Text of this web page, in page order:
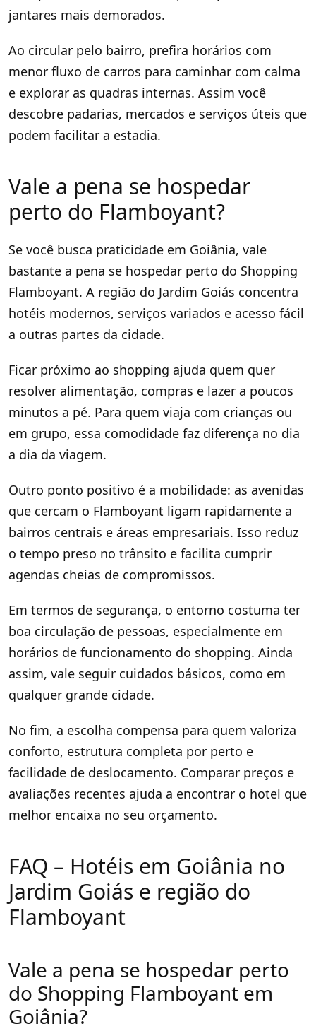
jantares mais demorados.
Ao circular pelo bairro, prefira horários com
menor fluxo de carros para caminhar com calma
e explorar as quadras internas. Assim você
descobre padarias, mercados e serviços úteis que
podem facilitar a estadia.
Vale a pena se hospedar
perto do Flamboyant?
Se você busca praticidade em Goiânia, vale
bastante a pena se hospedar perto do Shopping
Flamboyant. A região do Jardim Goiás concentra
hotéis modernos, serviços variados e acesso fácil
a outras partes da cidade.
Ficar próximo ao shopping ajuda quem quer
resolver alimentação, compras e lazer a poucos
minutos a pé. Para quem viaja com crianças ou
em grupo, essa comodidade faz diferença no dia
a dia da viagem.
Outro ponto positivo é a mobilidade: as avenidas
que cercam o Flamboyant ligam rapidamente a
bairros centrais e áreas empresariais. Isso reduz
o tempo preso no trânsito e facilita cumprir
agendas cheias de compromissos.
Em termos de segurança, o entorno costuma ter
boa circulação de pessoas, especialmente em
horários de funcionamento do shopping. Ainda
assim, vale seguir cuidados básicos, como em
qualquer grande cidade.
No fim, a escolha compensa para quem valoriza
conforto, estrutura completa por perto e
facilidade de deslocamento. Comparar preços e
avaliações recentes ajuda a encontrar o hotel que
melhor encaixa no seu orçamento.
FAQ – Hotéis em Goiânia no
Jardim Goiás e região do
Flamboyant
Vale a pena se hospedar perto
do Shopping Flamboyant em
Goiânia?